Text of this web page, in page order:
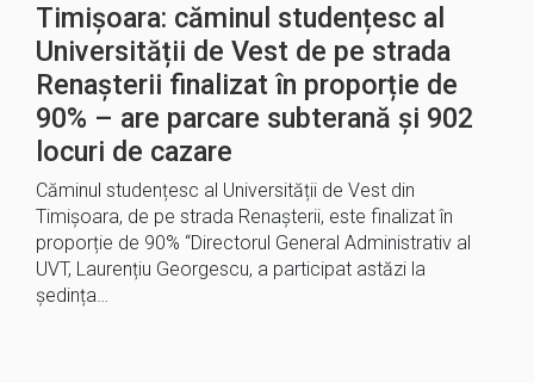
Timișoara: căminul studențesc al
Universității de Vest de pe strada
Renașterii finalizat în proporție de
90% – are parcare subterană și 902
locuri de cazare
Căminul studențesc al Universității de Vest din
Timișoara, de pe strada Renașterii, este finalizat în
proporție de 90% “Directorul General Administrativ al
UVT, Laurențiu Georgescu, a participat astăzi la
ședința…